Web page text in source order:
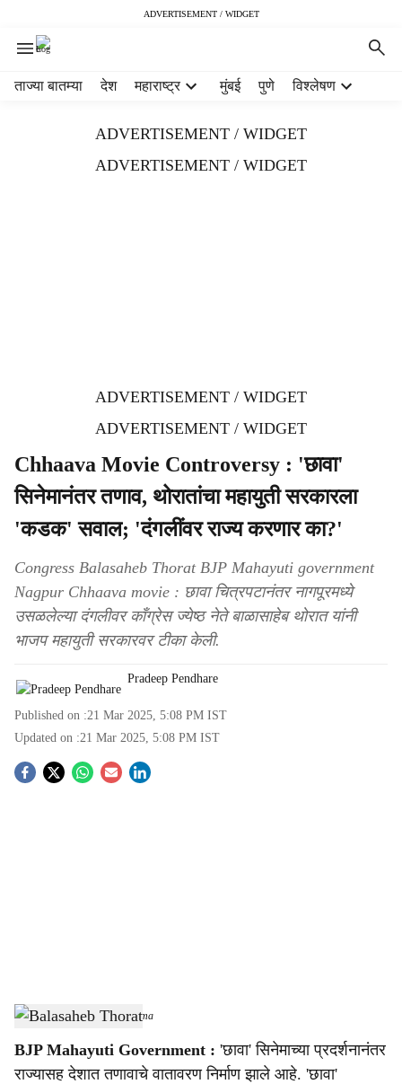
ADVERTISEMENT / WIDGET
ताज्या बातम्या देश महाराष्ट्र मुंबई पुणे विश्लेषण
ADVERTISEMENT / WIDGET
ADVERTISEMENT / WIDGET
ADVERTISEMENT / WIDGET
ADVERTISEMENT / WIDGET
Chhaava Movie Controversy : 'छावा'
सिनेमानंतर तणाव, थोरातांचा महायुती सरकारला
'कडक' सवाल; 'दंगलींवर राज्य करणार का?'
Congress Balasaheb Thorat BJP Mahayuti government
Nagpur Chhaava movie : छावा चित्रपटानंतर नागपूरमध्ये
उसळलेल्या दंगलीवर काँग्रेस ज्येष्ठ नेते बाळासाहेब थोरात यांनी
भाजप महायुती सरकारवर टीका केली.
Pradeep Pendhare
Published on :21 Mar 2025, 5:08 PM IST
Updated on :21 Mar 2025, 5:08 PM IST
S
a
Balasaheb Thorat- Sarkarnama
BJP Mahayuti Government : 'छावा' सिनेमाच्या प्रदर्शनानंतर
राज्यासह देशात तणावाचे वातावरण निर्माण झाले आहे. 'छावा'